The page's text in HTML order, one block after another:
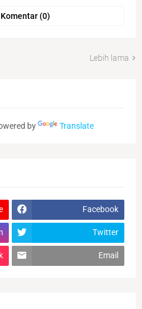
(0)
Lebih lama
by Translate
Facebook
Twitter
Email